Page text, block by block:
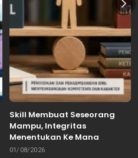
Skill Membuat Seseorang
Mampu, Integritas
Menentukan Ke Mana
Kemampuan Itu Dibawa
01/08/2026